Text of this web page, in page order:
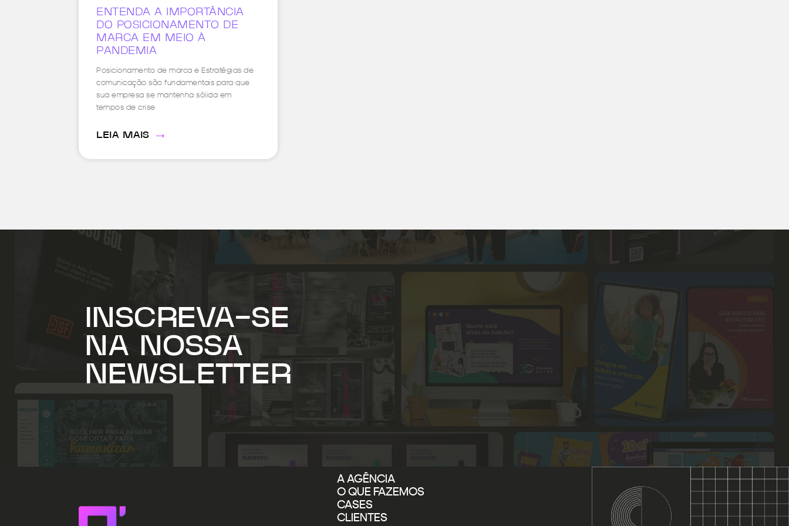
ENTENDA A IMPORTÂNCIA
DO POSICIONAMENTO DE
MARCA EM MEIO À
PANDEMIA
Posicionamento de marca e Estratégias de
comunicação são fundamentais para que
sua empresa se mantenha sólida em
tempos de crise
LEIA MAIS →
INSCREVA-SE
NA NOSSA
NEWSLETTER
A AGÊNCIA
O QUE FAZEMOS
CASES
CLIENTES